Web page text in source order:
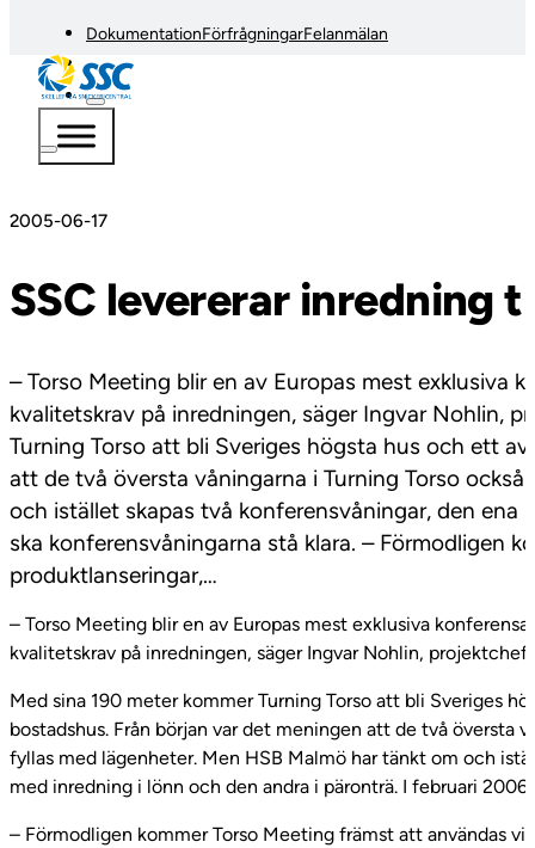
DokumentationFörfrågningarFelanmälan
2005-06-17
SSC levererar inredning
– Torso Meeting blir en av Europas mest exklusiva
kvalitetskrav på inredningen, säger Ingvar Nohlin,
Turning Torso att bli Sveriges högsta hus och ett
att de två översta våningarna i Turning Torso
och istället skapas två konferensvåningar, den
ska konferensvåningarna stå klara. – Förmodligen
produktlanseringar,…
– Torso Meeting blir en av Europas mest exklusiva
kvalitetskrav på inredningen, säger Ingvar Nohlin, projektchef
Med sina 190 meter kommer Turning Torso att bli Sveriges
bostadshus. Från början var det meningen att de två översta
fyllas med lägenheter. Men HSB Malmö har tänkt om och
med inredning i lönn och den andra i päronträ. I februari 2006
– Förmodligen kommer Torso Meeting främst att användas